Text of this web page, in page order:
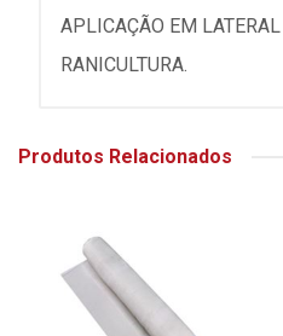
APLICAÇÃO EM
RANICULTURA.
Produtos Relacionados